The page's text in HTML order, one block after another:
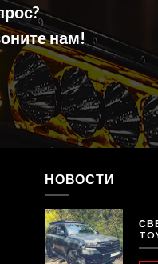
нам!
НОВОСТИ